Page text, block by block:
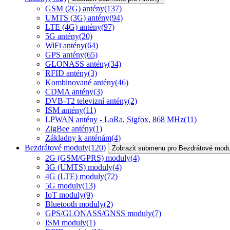
GSM (2G) antény(137)
UMTS (3G) antény(94)
LTE (4G) antény(97)
5G antény(20)
WiFi antény(64)
GPS antény(65)
GLONASS antény(34)
RFID antény(3)
Kombinované antény(46)
CDMA antény(3)
DVB-T2 televizní antény(2)
ISM antény(11)
LPWAN antény - LoRa, Sigfox, 868 MHz(11)
ZigBee antény(1)
Základny k anténám(4)
Bezdrátové moduly(120) Zobrazit submenu pro Bezdrátové
2G (GSM/GPRS) moduly(4)
3G (UMTS) moduly(4)
4G (LTE) moduly(72)
5G moduly(13)
IoT moduly(9)
Bluetooth moduly(2)
GPS/GLONASS/GNSS moduly(7)
ISM moduly(1)